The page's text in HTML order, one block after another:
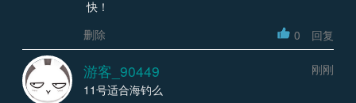
快！
删除
0 回复
游客_90449
刚刚
11号适合海钓么